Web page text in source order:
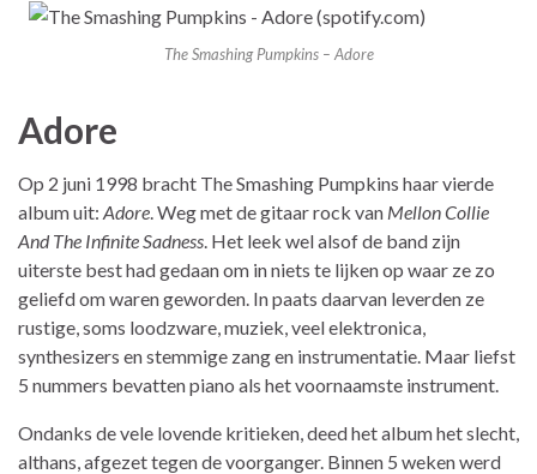
The Smashing Pumpkins – Adore
Adore
Op 2 juni 1998 bracht The Smashing Pumpkins haar vierde
album uit: Adore. Weg met de gitaar rock van Mellon Collie
And The Infinite Sadness. Het leek wel alsof de band zijn
uiterste best had gedaan om in niets te lijken op waar ze zo
geliefd om waren geworden. In paats daarvan leverden ze
rustige, soms loodzware, muziek, veel elektronica,
synthesizers en stemmige zang en instrumentatie. Maar liefst
5 nummers bevatten piano als het voornaamste instrument.
Ondanks de vele lovende kritieken, deed het album het slecht,
althans, afgezet tegen de voorganger. Binnen 5 weken werd